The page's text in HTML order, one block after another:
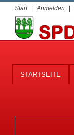
Start| Anmelden |
STARTSEITE